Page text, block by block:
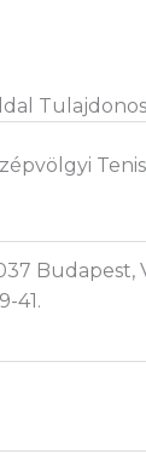
Budapest,
41.